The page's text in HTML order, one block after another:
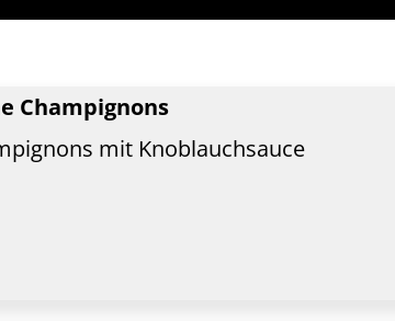
Champignons
mit Knoblauchsauce